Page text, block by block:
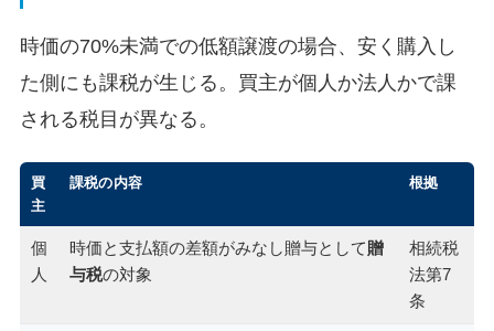
時価の70%未満での低額譲渡の場合、安く購入し
た側にも課税が生じる。買主が個人か法人かで課
される税目が異なる。
買
主
課税の内容 根拠
個
人
時価と支払額の差額がみなし贈与として贈
与税の対象
相続税
法第7
条